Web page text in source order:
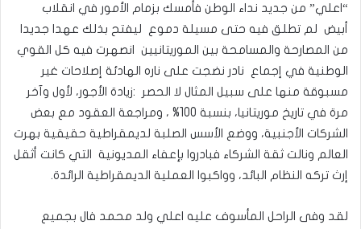
“اعلي” من جديد نداء الوطن فأمسك بزمام الأمور في انقلاب
أبيض لم تطلق فيه حتى مسيلة دموع ليفتح بذلك عهدا جديدا
من المصارحة والمسامحة بين الموريتانيين انصهرت فيه كل القوي
الوطنية في إجماع نادر نضجت على ناره الهادئة إصلاحات غير
مسبوقة منها على سبيل المثال لا الحصر :زيادة الأجور، لأول وآخر
مرة في تاريخ موريتانيا، بنسبة 100% ، ومراجعة العقود مع بعض
الشركات الأجنبية، ووضع الأسس الصلبة لديمقراطية حقيقية بهرت
العالم ونالت ثقة الشركاء فبادروا بإعفاء المديونية التي كانت أثقل
إرث تركه النظام البائد، وواكبوا العملية الديمقراطية الرائدة.
لقد وفى الراحل المأسوف عليه اعلي ولد محمد فال بجميع